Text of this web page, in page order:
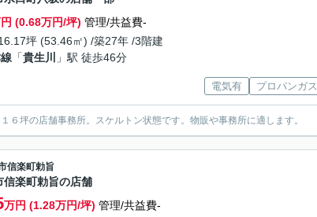
(0.68万円/坪) 管理/共益費-
坪 (53.46㎡) /築27年 /3階建
「貴生川 」駅 徒歩46分
電気有 プロパンガス
６坪の店舗事務所。スケルトン状態です。物販や事務所に適します。
信楽町勅旨
信楽町勅旨の店舗
万円 (1.28万円/坪) 管理/共益費-